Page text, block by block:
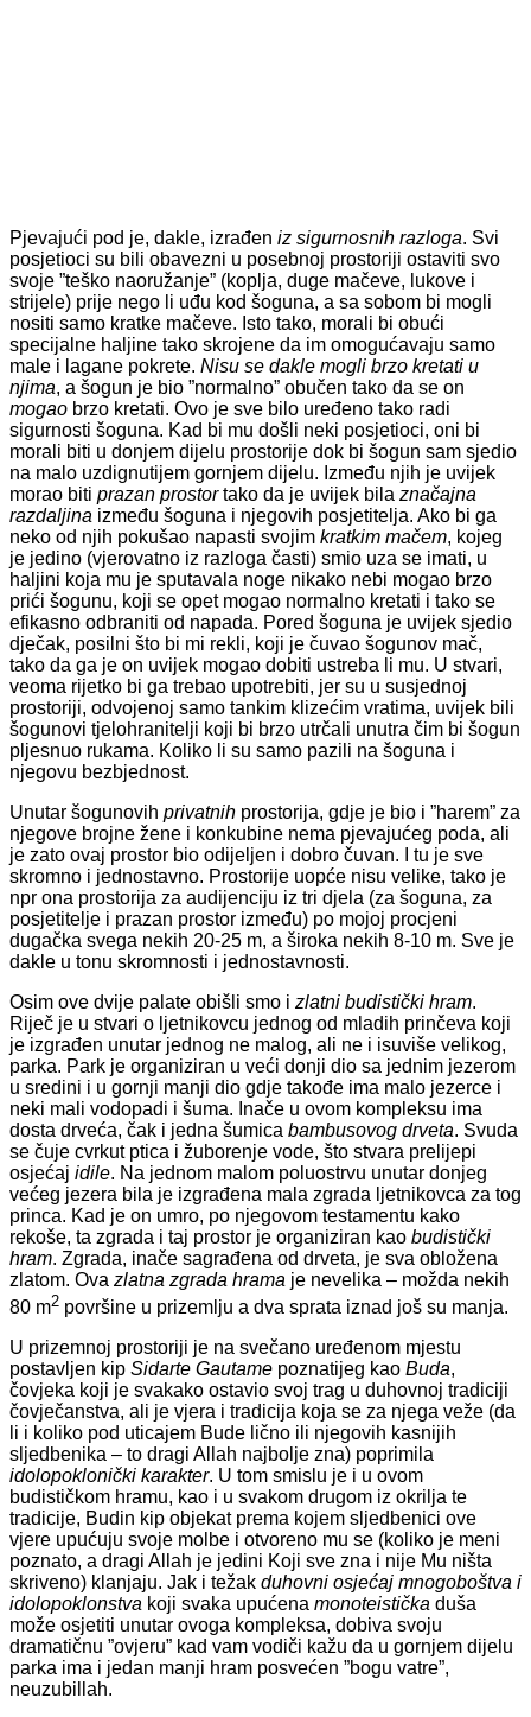
Pjevajući pod je, dakle, izrađen iz sigurnosnih razloga. Svi
posjetioci su bili obavezni u posebnoj prostoriji ostaviti svo
svoje ”teško naoružanje” (koplja, duge mačeve, lukove i
strijele) prije nego li uđu kod šoguna, a sa sobom bi mogli
nositi samo kratke mačeve. Isto tako, morali bi obući
specijalne haljine tako skrojene da im omogućavaju samo
male i lagane pokrete. Nisu se dakle mogli brzo kretati u
njima, a šogun je bio ”normalno” obučen tako da se on
mogao brzo kretati. Ovo je sve bilo uređeno tako radi
sigurnosti šoguna. Kad bi mu došli neki posjetioci, oni bi
morali biti u donjem dijelu prostorije dok bi šogun sam sjedio
na malo uzdignutijem gornjem dijelu. Između njih je uvijek
morao biti prazan prostortako da je uvijek bila značajna
razdaljina između šoguna i njegovih posjetitelja. Ako bi ga
neko od njih pokušao napasti svojim kratkim mačem, kojeg
je jedino (vjerovatno iz razloga časti) smio uza se imati, u
haljini koja mu je sputavala noge nikako nebi mogao brzo
prići šogunu, koji se opet mogao normalno kretati i tako se
efikasno odbraniti od napada. Pored šoguna je uvijek sjedio
dječak, posilni što bi mi rekli, koji je čuvao šogunov mač,
tako da ga je on uvijek mogao dobiti ustreba li mu. U stvari,
veoma rijetko bi ga trebao upotrebiti, jer su u susjednoj
prostoriji, odvojenoj samo tankim klizećim vratima, uvijek bili
šogunovi tjelohranitelji koji bi brzo utrčali unutra čim bi šogun
pljesnuo rukama. Koliko li su samo pazili na šoguna i
njegovu bezbjednost.
Unutar šogunovih privatnih prostorija, gdje je bio i ”harem” za
njegove brojne žene i konkubine nema pjevajućeg poda, ali
je zato ovaj prostor bio odijeljen i dobro čuvan. I tu je sve
skromno i jednostavno. Prostorije uopće nisu velike, tako je
npr ona prostorija za audijenciju iz tri djela (za šoguna, za
posjetitelje i prazan prostor između) po mojoj procjeni
dugačka svega nekih 20-25 m, a široka nekih 8-10 m. Sve je
dakle u tonu skromnosti i jednostavnosti.
Osim ove dvije palate obišli smo i zlatni budistički hram.
Riječ je u stvari o ljetnikovcu jednog od mladih prinčeva koji
je izgrađen unutar jednog ne malog, ali ne i isuviše velikog,
parka. Park je organiziran u veći donji dio sa jednim jezerom
u sredini i u gornji manji dio gdje takođe ima malo jezerce i
neki mali vodopadi i šuma. Inače u ovom kompleksu ima
dosta drveća, čak i jedna šumica bambusovog drveta. Svuda
se čuje cvrkut ptica i žuborenje vode, što stvara prelijepi
osjećaj idile. Na jednom malom poluostrvu unutar donjeg
većeg jezera bila je izgrađena mala zgrada ljetnikovca za tog
princa. Kad je on umro, po njegovom testamentu kako
rekoše, ta zgrada i taj prostor je organiziran kao budistički
hram. Zgrada, inače sagrađena od drveta, je sva obložena
zlatom. Ova zlatna zgrada hrama je nevelika – možda nekih
80 m2 površine u prizemlju a dva sprata iznad još su manja.
U prizemnoj prostoriji je na svečano uređenom mjestu
postavljen kip Sidarte Gautame poznatijeg kao Buda,
čovjeka koji je svakako ostavio svoj trag u duhovnoj tradiciji
čovječanstva, ali je vjera i tradicija koja se za njega veže (da
li i koliko pod uticajem Bude lično ili njegovih kasnijih
sljedbenika – to dragi Allah najbolje zna) poprimila
idolopoklonički karakter. U tom smislu je i u ovom
budističkom hramu, kao i u svakom drugom iz okrilja te
tradicije, Budin kip objekat prema kojem sljedbenici ove
vjere upućuju svoje molbe i otvoreno mu se (koliko je meni
poznato, a dragi Allah je jedini Koji sve zna i nije Mu ništa
skriveno) klanjaju. Jak i težak duhovni osjećaj mnogoboštva i
idolopoklonstva koji svaka upućena monoteistička duša
može osjetiti unutar ovoga kompleksa, dobiva svoju
dramatičnu ”ovjeru” kad vam vodiči kažu da u gornjem dijelu
parka ima i jedan manji hram posvećen ”bogu vatre”,
neuzubillah.